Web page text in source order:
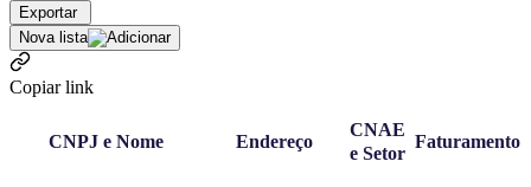
Exportar
Nova lista
Copiar link
CNPJ e Nome Endereço
CNAE
e Setor
Faturamento